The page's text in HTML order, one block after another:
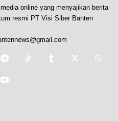
online yang menyajikan berita
resmi PT Visi Siber Banten